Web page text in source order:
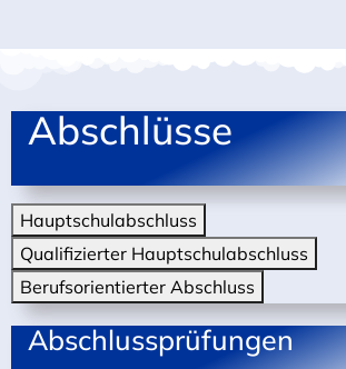
Abschlüsse
Hauptschulabschluss
Qualifizierter Hauptschulabschluss
Berufsorientierter Abschluss
Abschlussprüfungen